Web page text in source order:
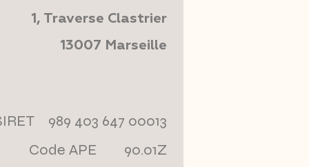
1, Traverse Clastrier
13007 Marseille
989 403 647 00013
Code APE 90.01Z